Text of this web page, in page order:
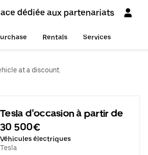
dédiée aux partenariats
Rentals Services
at a discount.
Tesla d'occasion à partir de
30 500€
Véhicules électriques
Tesla